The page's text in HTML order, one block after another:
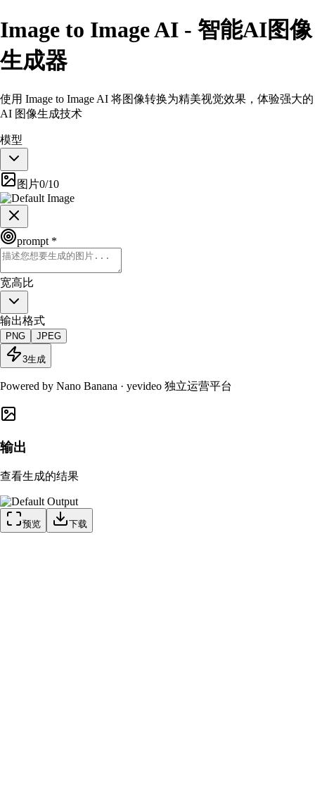
Image to Image AI - 智能AI图像
生成器
使用 Image to Image AI 将图像转换为精美视觉效果，体验强大的
AI 图像生成技术
模型
图片0/10
prompt *
宽高比
输出格式
PNG JPEG
3生成
Powered by Nano Banana · yevideo 独立运营平台
输出
查看生成的结果
预览 下载